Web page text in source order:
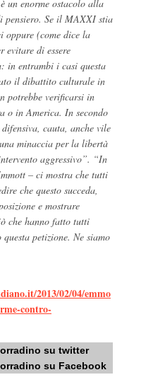
un enorme ostacolo alla
pensiero. Se il MAXXI stia
oppure (come dice la
evitare di essere
in entrambi i casi questa
il dibattito culturale in
potrebbe verificarsi in
o in America. In secondo
cauta, anche vile
minaccia per la libertà
aggressivo”. “In
– ci mostra che tutti
che questo succeda,
e mostrare
che hanno fatto tutti
petizione. Ne siamo
2013/02/04/emmo
contro-
su twitter
su Facebook